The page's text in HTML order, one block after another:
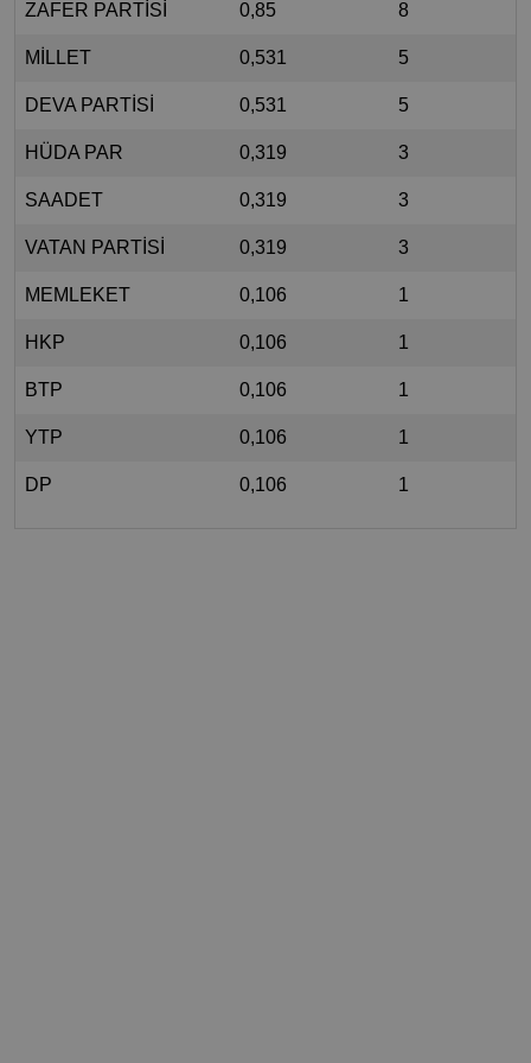
ZAFER PARTİSİ 0,85 8
MİLLET 0,531 5
DEVA PARTİSİ 0,531 5
HÜDA PAR 0,319 3
SAADET 0,319 3
VATAN PARTİSİ 0,319 3
MEMLEKET 0,106 1
HKP 0,106 1
BTP 0,106 1
YTP 0,106 1
DP 0,106 1